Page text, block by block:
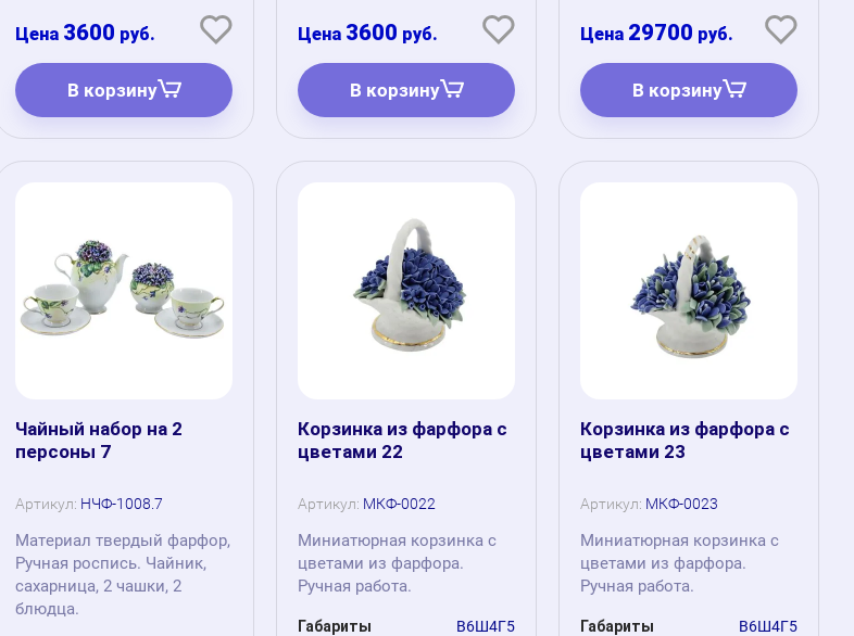
3600 руб.
В корзину
3600 руб.
В корзину
29700 руб.
В корзину
Чайный набор на 2
персоны 7
Артикул: НЧФ-1008.7
Материал твердый фарфор,
Ручная роспись. Чайник,
сахарница, 2 чашки, 2
блюдца.
Корзинка из фарфора с
цветами 22
Артикул: МКФ-0022
Миниатюрная корзинка с
цветами из фарфора.
Ручная работа.
Габариты В6Ш4Г5
Корзинка из фарфора с
цветами 23
Артикул: МКФ-0023
Миниатюрная корзинка с
цветами из фарфора.
Ручная работа.
Габариты В6Ш4Г5